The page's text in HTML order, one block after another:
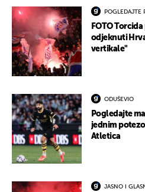
POGLEDAJTE
FOTO
odjeknuti
vertikale"
ODUŠEVIO
Pogledajte
jednim
Atletica
JASNO I